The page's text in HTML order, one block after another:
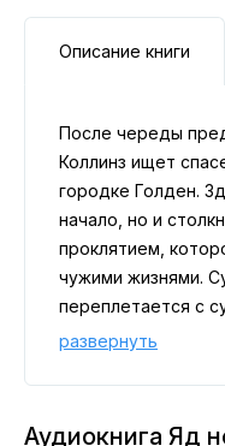
Описание книги
После череды
Коллинз ищет
городке Голден.
начало, но и
проклятием,
чужими жизнями.
переплетается с
загадочного
похожим на нее
развернуть
Аудиокнига Яд